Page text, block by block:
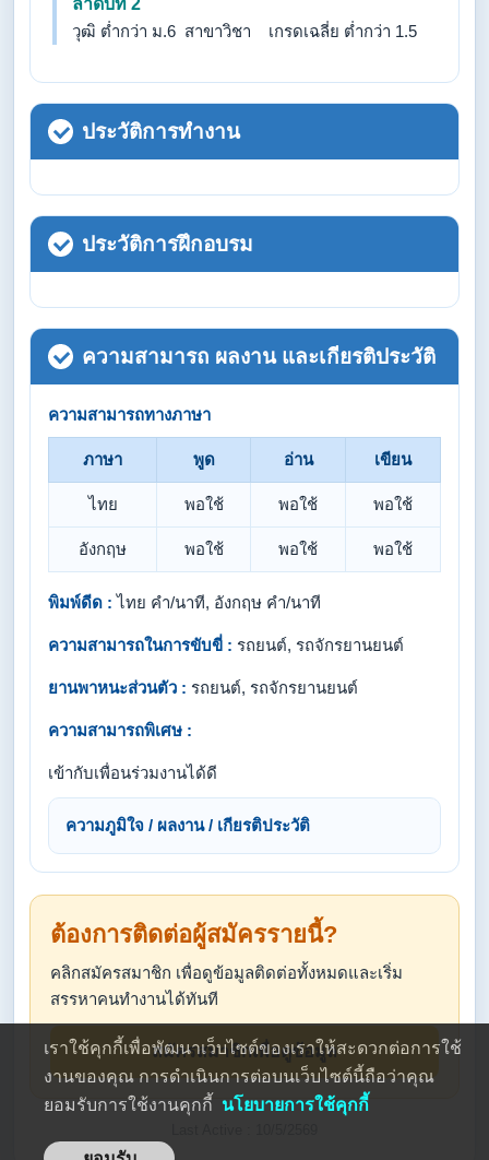
ลำดับที่ 2
วุฒิ ต่ำกว่า ม.6 สาขาวิชา เกรดเฉลี่ย ต่ำกว่า 1.5
ประวัติการทำงาน
ประวัติการฝึกอบรม
ความสามารถ ผลงาน และเกียรติประวัติ
ความสามารถทางภาษา
ภาษา พูด อ่าน เขียน
ไทย พอใช้ พอใช้ พอใช้
อังกฤษ พอใช้ พอใช้ พอใช้
พิมพ์ดีด : ไทย คำ/นาที, อังกฤษ คำ/นาที
ความสามารถในการขับขี่ : รถยนต์, รถจักรยานยนต์
ยานพาหนะส่วนตัว : รถยนต์, รถจักรยานยนต์
ความสามารถพิเศษ :
เข้ากับเพื่อนร่วมงานได้ดี
ความภูมิใจ / ผลงาน / เกียรติประวัติ
ต้องการติดต่อผู้สมัครรายนี้?
คลิกสมัครสมาชิก เพื่อดูข้อมูลติดต่อทั้งหมดและเริ่ม
สรรหาคนทำงานได้ทันที
สมัครสมาชิกเพื่อดูข้อมูล
เราใช้คุกกี้เพื่อพัฒนาเว็บไซต์ของเราให้สะดวกต่อการใช้
งานของคุณ การดำเนินการต่อบนเว็บไซต์นี้ถือว่าคุณ
ยอมรับการใช้งานคุกกี้ นโยบายการใช้คุกกี้